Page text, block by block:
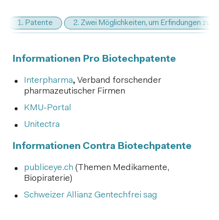
1. Patente 2. Zwei Möglichkeiten, um Erfindungen zu
Informationen Pro Biotechpatente
Interpharma, Verband forschender
pharmazeutischer Firmen
KMU-Portal
Unitectra
Informationen Contra Biotechpatente
publiceye.ch (Themen Medikamente,
Biopiraterie)
Schweizer Allianz Gentechfrei sag